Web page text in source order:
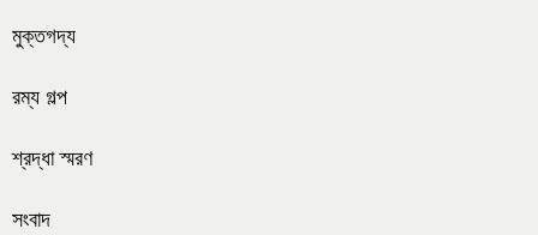
মুক্তগদ্য
রম্য গল্প
শ্রদ্ধা স্মরণ
সংবাদ